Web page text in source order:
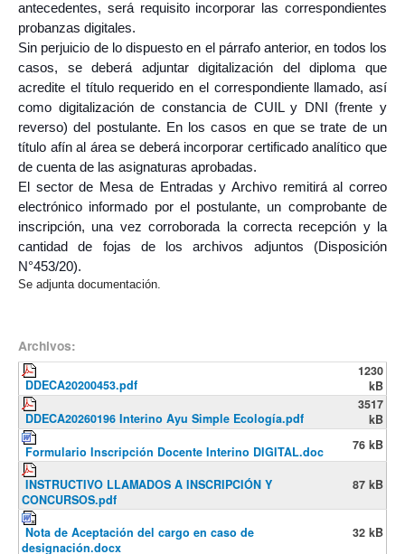
antecedentes, será requisito incorporar las correspondientes
probanzas digitales.
Sin perjuicio de lo dispuesto en el párrafo anterior, en todos los
casos, se deberá adjuntar digitalización del diploma que
acredite el título requerido en el correspondiente llamado, así
como digitalización de constancia de CUIL y DNI (frente y
reverso) del postulante. En los casos en que se trate de un
título afín al área se deberá incorporar certificado analítico que
de cuenta de las asignaturas aprobadas.
El sector de Mesa de Entradas y Archivo remitirá al correo
electrónico informado por el postulante, un comprobante de
inscripción, una vez corroborada la correcta recepción y la
cantidad de fojas de los archivos adjuntos (Disposición
N°453/20).
Se adjunta documentación.
Archivos:
DDECA20200453.pdf
1230
kB
DDECA20260196 Interino Ayu Simple Ecología.pdf
3517
kB
Formulario Inscripción Docente Interino DIGITAL.doc
76 kB
INSTRUCTIVO LLAMADOS A INSCRIPCIÓN Y
CONCURSOS.pdf
87 kB
Nota de Aceptación del cargo en caso de
designación.docx
32 kB